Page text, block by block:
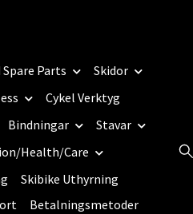
Parts
Skidor
Cykel Verktyg
Bindningar
Stavar
Health/Care
Skibike Uthyrning
Betalningsmetoder